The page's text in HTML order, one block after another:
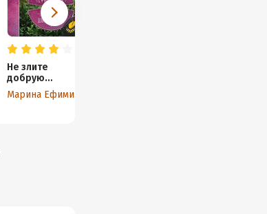
Не злите
добрую
колдунью!
Марина Ефиминюк